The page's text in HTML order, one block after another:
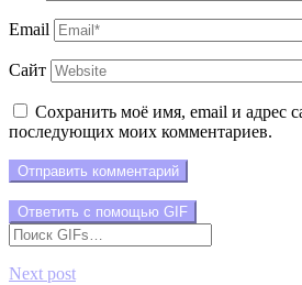
Email
Сайт
Сохранить моё имя, email и адрес
последующих моих комментариев.
Отправить комментарий
Ответить с помощью GIF
Next post